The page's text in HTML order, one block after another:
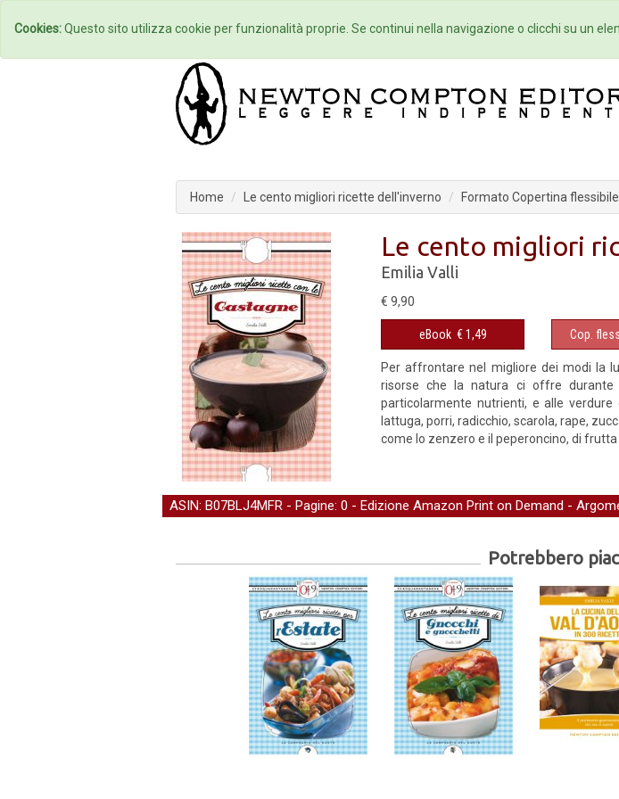
Home Autori Eventi Collane
Home Le cento migliori ricette dell'inverno Formato Copertina flessibile
Le cento migliori
Emilia Valli
€ 9,90
eBook € 1,49 Cop.
Per affrontare nel migliore dei modi la
risorse che la natura ci offre durante
particolarmente nutrienti, e alle verdure
lattuga, porri, radicchio, scarola, rape,
come lo zenzero e il peperoncino, di
ASIN: B07BLJ4MFR - Pagine: 0 - Edizione Amazon Print on Demand -
Potrebbero
Cookies:Questo sito utilizza cookie per funzionalità proprie. Se continui nella navigazione o clicchi su un